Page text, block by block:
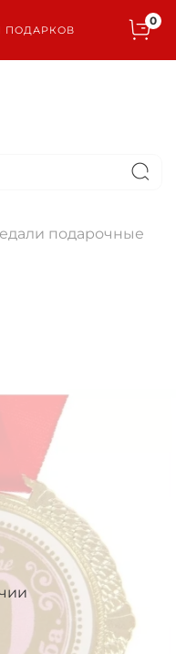
ПОДАРКОВ
0
подарочные